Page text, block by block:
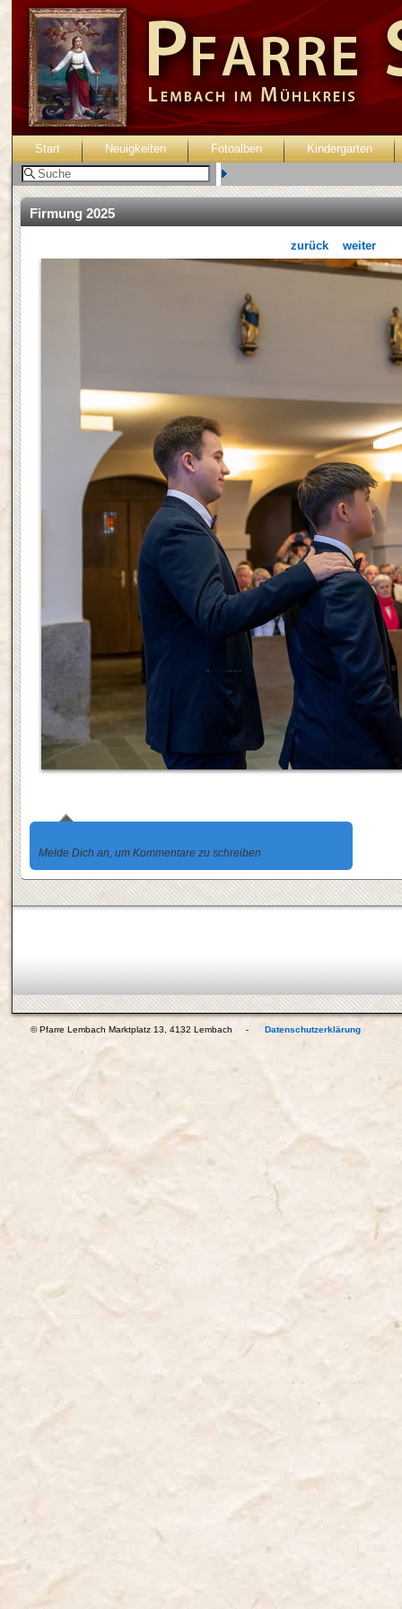
Start Neuigkeiten Fotoalben Kindergarten
Firmung 2025
zurück weiter
Melde Dich an, um Kommentare zu schreiben
© Pfarre Lembach Marktplatz 13, 4132 Lembach - Datenschutzerklärung